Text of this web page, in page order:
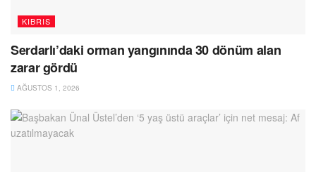
KIBRIS
Serdarlı’daki orman yangınında 30 dönüm alan
zarar gördü
AĞUSTOS 1, 2026